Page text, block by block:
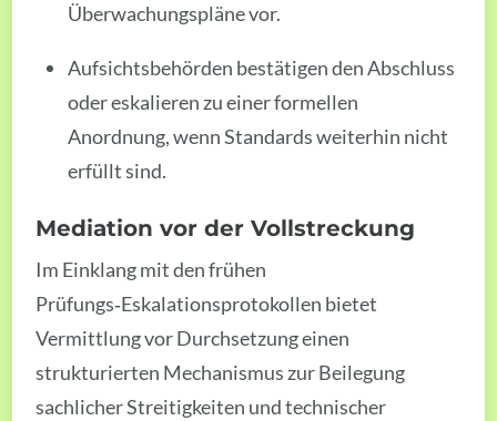
Überwachungspläne vor.
Aufsichtsbehörden bestätigen den Abschluss
oder eskalieren zu einer formellen
Anordnung, wenn Standards weiterhin nicht
erfüllt sind.
Mediation vor der Vollstreckung
Im Einklang mit den frühen
Prüfungs‑Eskalationsprotokollen bietet
Vermittlung vor Durchsetzung einen
strukturierten Mechanismus zur Beilegung
sachlicher Streitigkeiten und technischer